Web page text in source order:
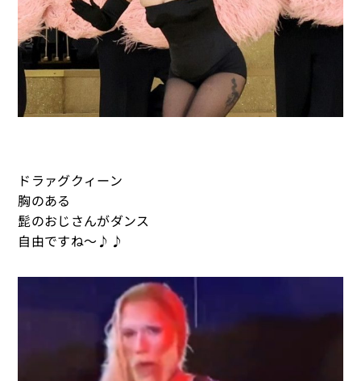
ドラァグクィーン
胸のある
髭のおじさんがダンス
自由ですね～♪♪